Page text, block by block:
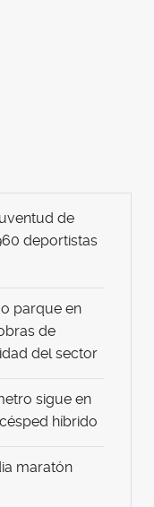
de
deportistas
parque en
de
del sector
sigue en
híbrido
maratón